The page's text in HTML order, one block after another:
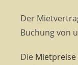
Der
Buchung von
Die Mietpreise